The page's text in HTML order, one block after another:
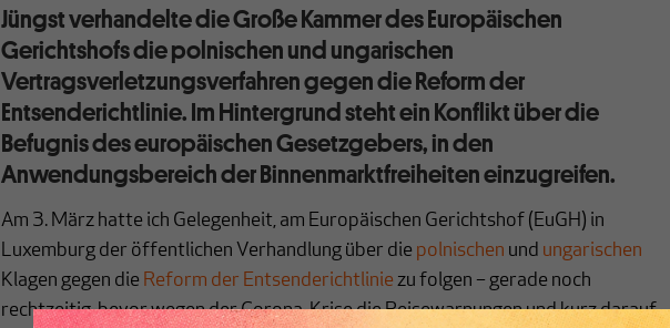
Jüngst verhandelte die Große Kammer des Europäischen
Gerichtshofs die polnischen und ungarischen
Vertragsverletzungsverfahren gegen die Reform der
Entsenderichtlinie. Im Hintergrund steht ein Konflikt über die
Befugnis des europäischen Gesetzgebers, in den
Anwendungsbereich der Binnenmarktfreiheiten einzugreifen.
Am 3. März hatte ich Gelegenheit, am Europäischen Gerichtshof (EuGH) in
Luxemburg der öffentlichen Verhandlung über die polnischen und ungarischen
Klagen gegen die Reform der Entsenderichtlinie zu folgen – gerade noch
rechtzeitig, bevor wegen der Corona-Krise die Reisewarnungen und kurz darauf